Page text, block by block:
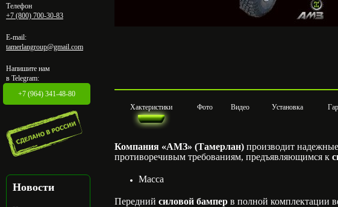
Телефон
+7 (800) 700-30-83
E-mail:
tamerlangroup@gmail.com
Напишите нам
в Telegram:
+7 (964) 341-48-80
Новости
Хактеристики Фото Видео Установка
Компания «АМЗ» (Тамерлан) производит
противоречивым требованиям, предъявляющимся к
Масса
Передний силовой бампер в полной комплектации